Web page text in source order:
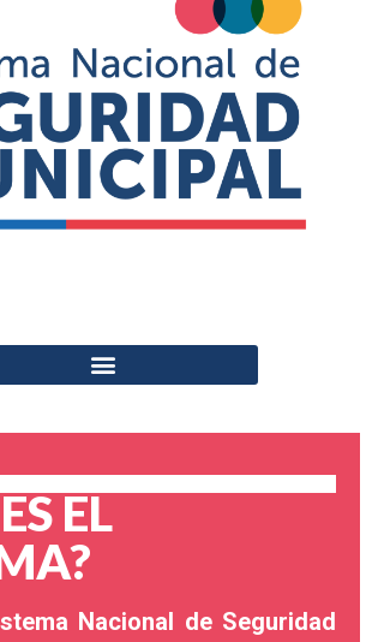
EL
Nacional de Seguridad